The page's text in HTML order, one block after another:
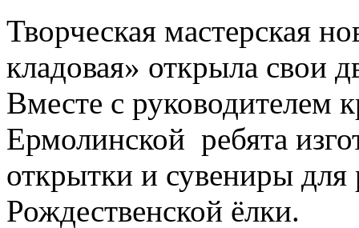
Творческая мастерская
кладовая» открыла свои
Вместе с руководителем
Ермолинской ребята
открытки и сувениры для
Рождественской ёлки.